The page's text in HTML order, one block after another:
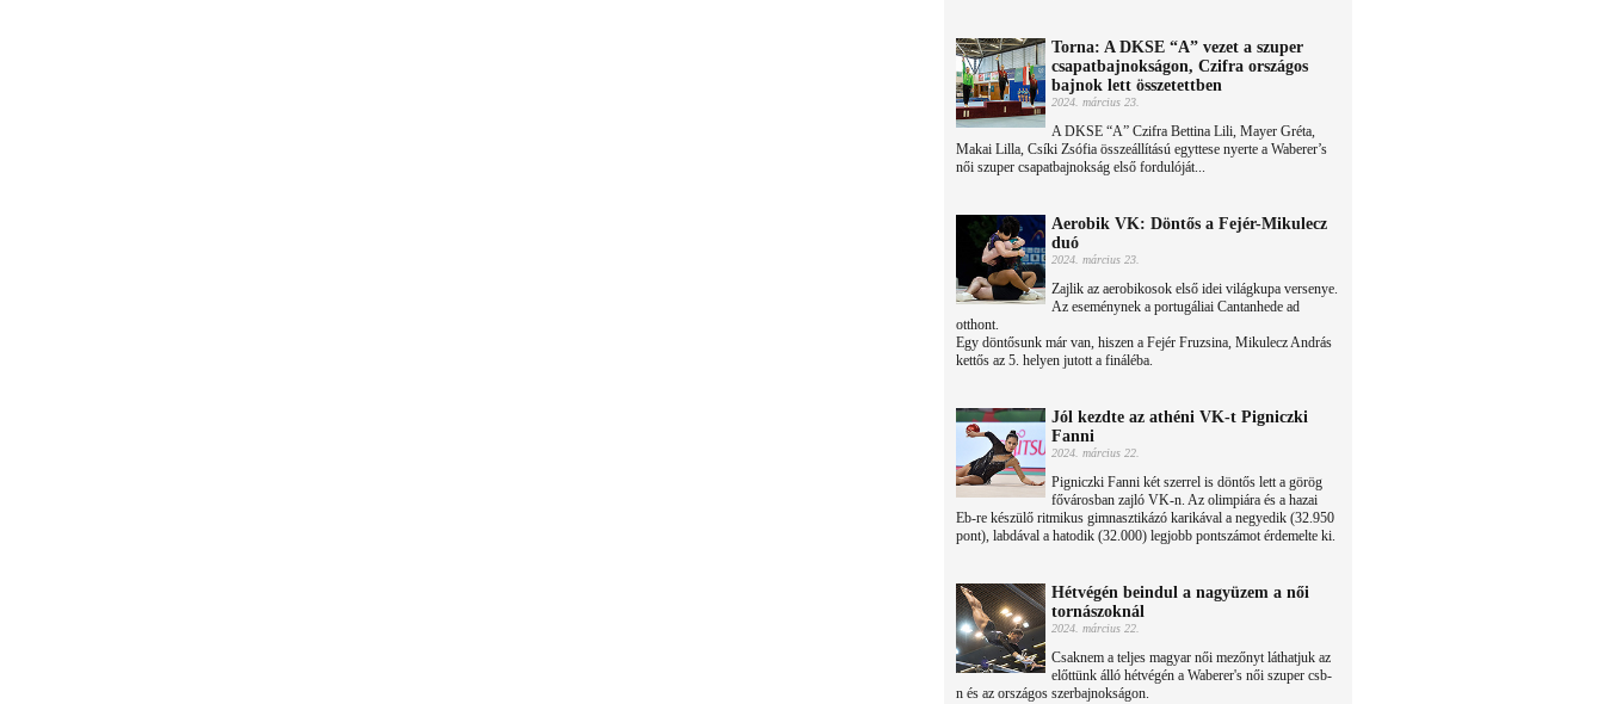
Torna: A DKSE “A” vezet a szuper
csapatbajnokságon, Czifra országos
bajnok lett összetettben
2024. március 23.
A DKSE “A” Czifra Bettina Lili, Mayer Gréta,
Makai Lilla, Csíki Zsófia összeállítású egyttese nyerte a Waberer’s
női szuper csapatbajnokság első fordulóját...
Aerobik VK: Döntős a Fejér-Mikulecz
duó
2024. március 23.
Zajlik az aerobikosok első idei világkupa versenye.
Az eseménynek a portugáliai Cantanhede ad
otthont.
Egy döntősunk már van, hiszen a Fejér Fruzsina, Mikulecz András
kettős az 5. helyen jutott a fináléba.
Jól kezdte az athéni VK-t Pigniczki
Fanni
2024. március 22.
Pigniczki Fanni két szerrel is döntős lett a görög
fővárosban zajló VK-n. Az olimpiára és a hazai
Eb-re készülő ritmikus gimnasztikázó karikával a negyedik (32.950
pont), labdával a hatodik (32.000) legjobb pontszámot érdemelte ki.
Hétvégén beindul a nagyüzem a női
tornászoknál
2024. március 22.
Csaknem a teljes magyar női mezőnyt láthatjuk az
előttünk álló hétvégén a Waberer's női szuper csb-
n és az országos szerbajnokságon.